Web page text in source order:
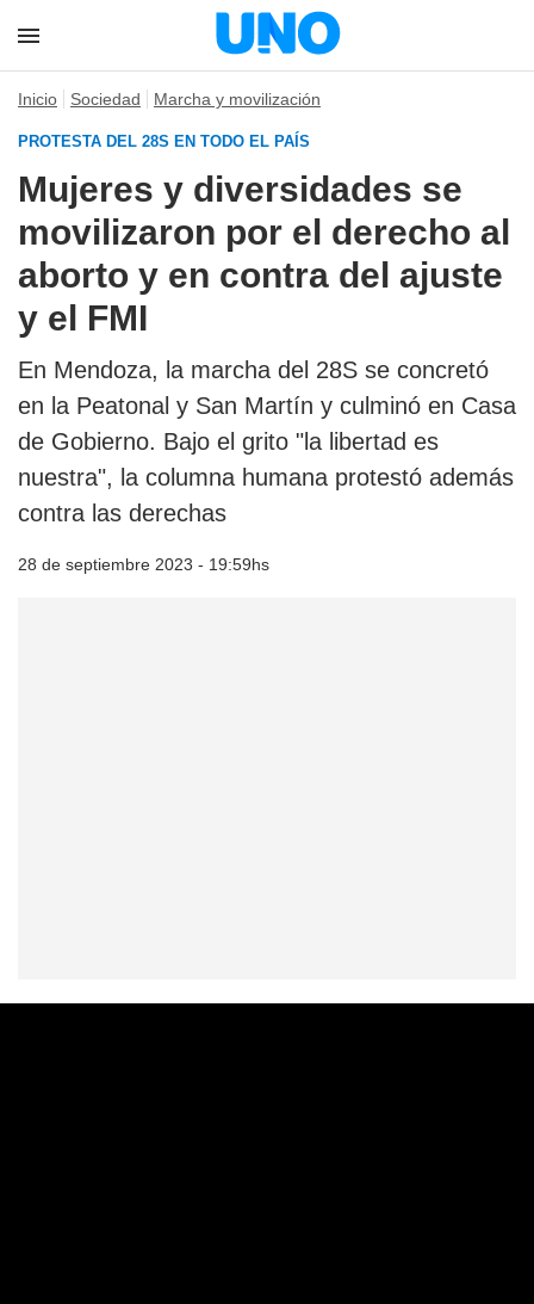
Inicio Sociedad Marcha y movilización
PROTESTA DEL 28S EN TODO EL PAÍS
Mujeres y diversidades se
movilizaron por el derecho al
aborto y en contra del ajuste
y el FMI
En Mendoza, la marcha del 28S se concretó
en la Peatonal y San Martín y culminó en Casa
de Gobierno. Bajo el grito "la libertad es
nuestra", la columna humana protestó además
contra las derechas
28 de septiembre 2023 - 19:59hs